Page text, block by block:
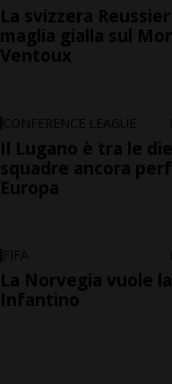
La svizzera
maglia gialla sul
Ventoux
CONFERENCE LEAGUE
Il Lugano è tra le
squadre ancora
Europa
FIFA
La Norvegia vuole
Infantino